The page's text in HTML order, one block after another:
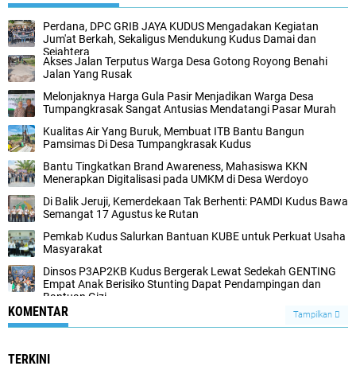
Perdana, DPC GRIB JAYA KUDUS Mengadakan Kegiatan
Jum'at Berkah, Sekaligus Mendukung Kudus Damai dan
Sejahtera
Akses Jalan Terputus Warga Desa Gotong Royong Benahi
Jalan Yang Rusak
Melonjaknya Harga Gula Pasir Menjadikan Warga Desa
Tumpangkrasak Sangat Antusias Mendatangi Pasar Murah
Kualitas Air Yang Buruk, Membuat ITB Bantu Bangun
Pamsimas Di Desa Tumpangkrasak Kudus
Bantu Tingkatkan Brand Awareness, Mahasiswa KKN
Menerapkan Digitalisasi pada UMKM di Desa Werdoyo
Di Balik Jeruji, Kemerdekaan Tak Berhenti: PAMDI Kudus Bawa
Semangat 17 Agustus ke Rutan
Pemkab Kudus Salurkan Bantuan KUBE untuk Perkuat Usaha
Masyarakat
Dinsos P3AP2KB Kudus Bergerak Lewat Sedekah GENTING
Empat Anak Berisiko Stunting Dapat Pendampingan dan
Bantuan Gizi
KOMENTAR Tampilkan
TERKINI